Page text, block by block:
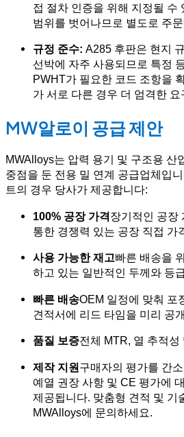
접 절차 인증을 위해 지정될 수
범위를 벗어나므로 별도로 주
규정 준수: A285 후판은 현지
선박에 자주 사용되므로 특정
PWHT가 필요한 코드 조항을
가 서로 다른 경우 더 엄격한
MW알로이 공급 제안
MWAlloys는 압력 용기 및 구조용 산
중점을 둔 전용 밀 연계 공급업체입
트의 경우 당사가 제공합니다:
100% 공장 가격장기적인 공장
통한 경쟁력 있는 공장 직접 가
사용 가능한 재고빠른 배송을
하고 있는 일반적인 두께와 등
빠른 배송OEM 일정에 맞춰 포
견적서에 리드 타임을 미리 공
품질 보증전체 MTR, 열 추적성
제작 지원구매자의 평가를 간
예열 권장 사항 및 CE 평가에
제공됩니다. 맞춤형 견적 및 기
MWAlloys에 문의하세요.